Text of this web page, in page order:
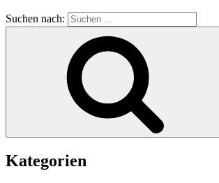
Suchen nach:
Kategorien